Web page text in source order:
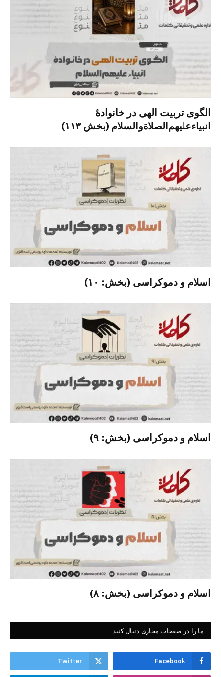
الگوی تربیت الهی در خانوادۀ
انبیاءعلیهم‌الصلاةو‌السلام (بخش ۱۱۳)
اسلام و دموکراسی (بخش: ۱۰)
اسلام و دموکراسی (بخش: ۹)
اسلام و دموکراسی (بخش: ۸)
ما را در صفحات مجازی دنبال کنید
Facebook
Twitter